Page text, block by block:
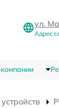
ул.
Адрес